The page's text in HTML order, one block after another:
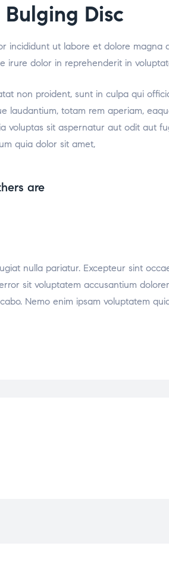
Disc
ut labore et dolore magna
irure dolor in reprehenderit in
non proident, sunt in culpa qui
laudantium, totam rem aperiam,
sit aspernatur aut odit aut
quia dolor sit amet,
are
nulla pariatur. Excepteur sint
sit voluptatem accusantium
Nemo enim ipsam voluptatem